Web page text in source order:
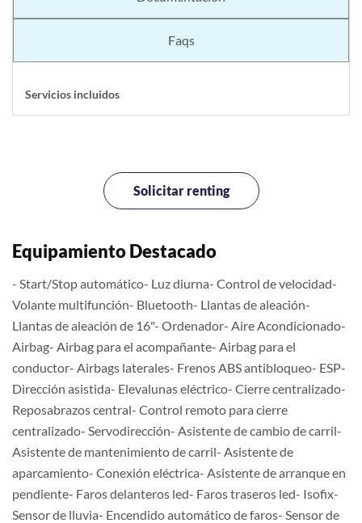
Faqs
Servicios incluidos
Solicitar renting
Equipamiento Destacado
- Start/Stop automático- Luz diurna- Control de velocidad-
Volante multifunción- Bluetooth- Llantas de aleación-
Llantas de aleación de 16"- Ordenador- Aire Acondicionado-
Airbag- Airbag para el acompañante- Airbag para el
conductor- Airbags laterales- Frenos ABS antibloqueo- ESP-
Dirección asistida- Elevalunas eléctrico- Cierre centralizado-
Reposabrazos central- Control remoto para cierre
centralizado- Servodirección- Asistente de cambio de carril-
Asistente de mantenimiento de carril- Asistente de
aparcamiento- Conexión eléctrica- Asistente de arranque en
pendiente- Faros delanteros led- Faros traseros led- Isofix-
Sensor de lluvia- Encendido automático de faros- Sensor de